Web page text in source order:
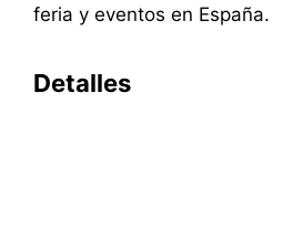
feria y eventos en España.
Detalles